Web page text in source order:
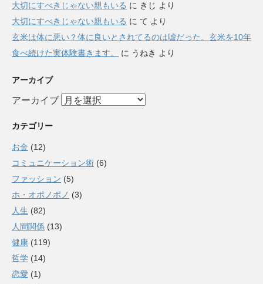
大切にすべきじゃない親もいる に きじ より
大切にすべきじゃない親もいる に て より
玄米は体に悪い？体に良いとされてるのは嘘だった。玄米を10年
食べ続けた実体験書きます。
に うねき より
アーカイブ
アーカイブ
カテゴリー
お金 (12)
コミュニケーション術 (6)
ファッション (5)
ホ・オポノポノ (3)
人生 (82)
人間関係 (13)
健康 (119)
哲学 (14)
恋愛 (1)